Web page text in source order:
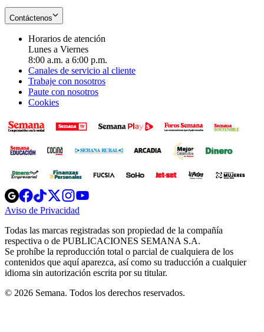
Contáctenos
Horarios de atención
Lunes a Viernes
8:00 a.m. a 6:00 p.m.
Canales de servicio al cliente
Trabaje con nosotros
Paute con nosotros
Cookies
Opens
in
new
Opens
in
new
Opens
in
new
window
Opens
new
windowwindow
Aviso de Privacidad
new
window
Todas las marcas registradas son propiedad de la compañía
respectiva o de PUBLICACIONES SEMANA S.A.
Se prohíbe la reproducción total o parcial de cualquiera de los
contenidos que aquí aparezca, así como su traducción a cualquier
idioma sin autorización escrita por su titular.
© 2026 Semana. Todos los derechos reservados.